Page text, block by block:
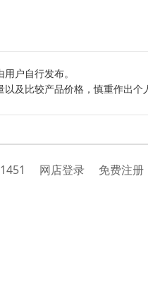
户自行发布。
及比较产品价格，慎重作出个
网店登录 免费注册